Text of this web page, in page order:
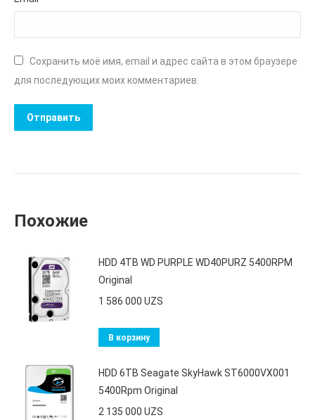
Сохранить моё имя, email и адрес сайта в этом браузере
для последующих моих комментариев.
Похожие
HDD 4TB WD PURPLE WD40PURZ 5400RPM
Original
1 586 000 UZS
В корзину
HDD 6TB Seagate SkyHawk ST6000VX001
5400Rpm Original
2 135 000 UZS